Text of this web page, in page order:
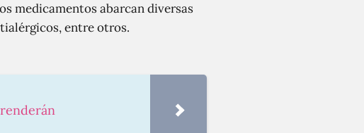
medicamentos abarcan diversas
entre otros.